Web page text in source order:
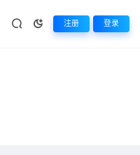
注册 登录